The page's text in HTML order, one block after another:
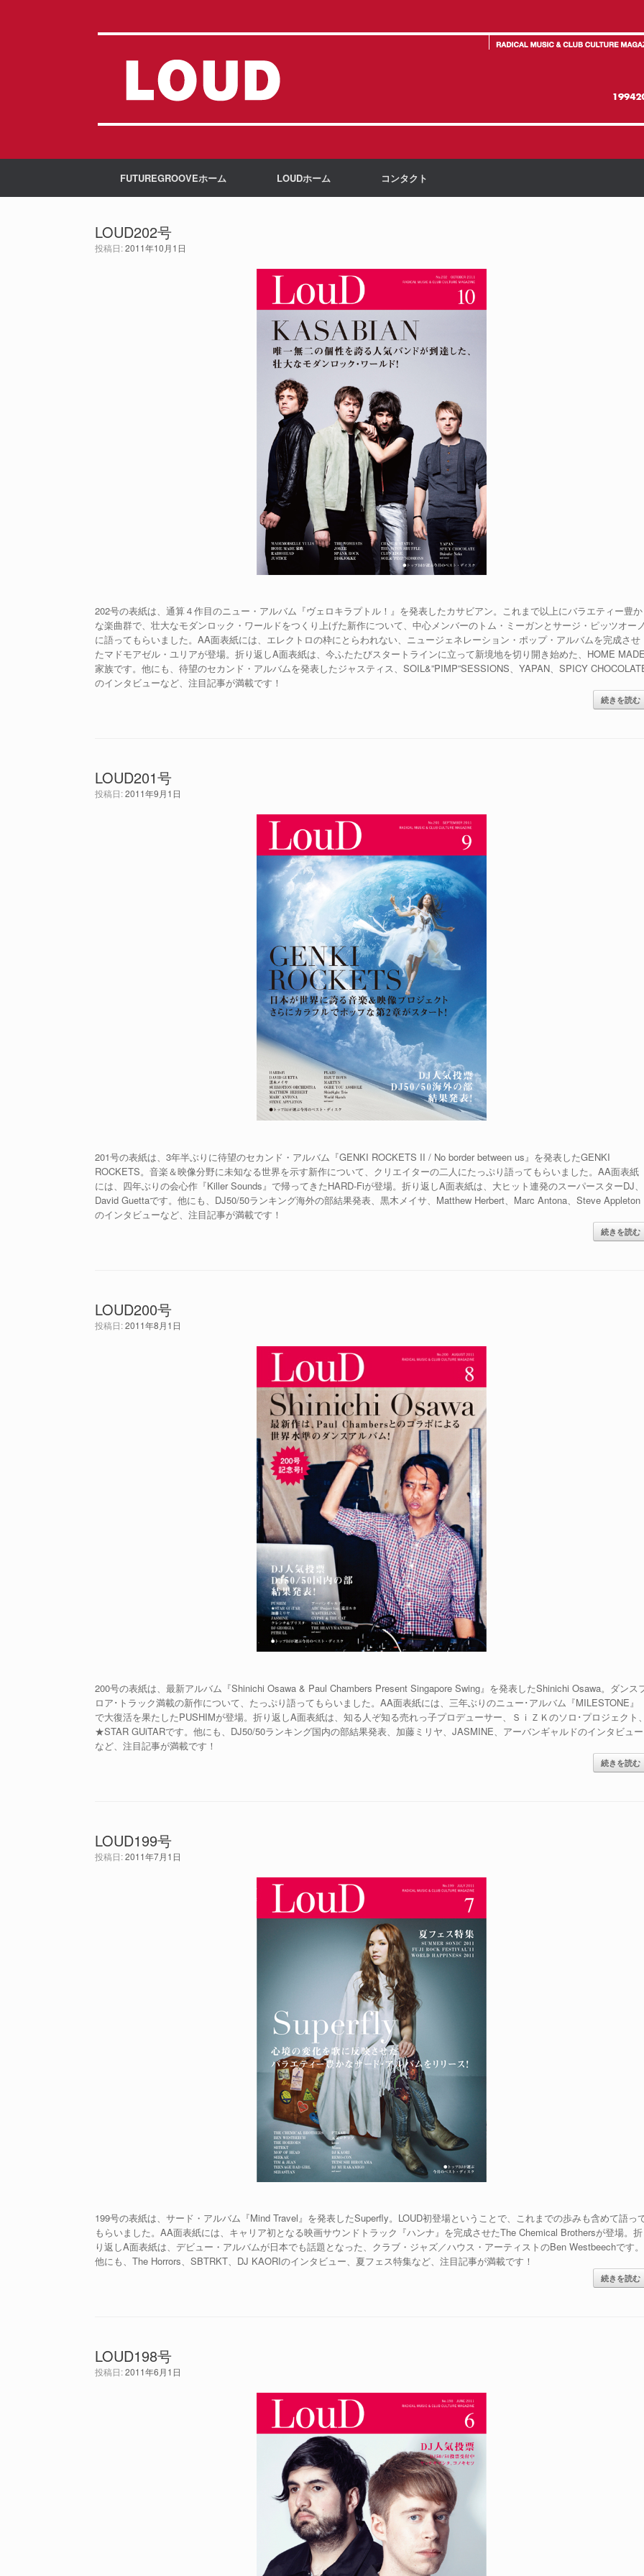
FUTUREGROOVEホーム LOUDホーム コンタクト
LOUD202号
投稿日:2011年10月1日
202号の表紙は、通算４作目のニュー・アルバム『ヴェロキラプトル！』を発表したカサビアン。これまで以上にバラエティー豊か
な楽曲群で、壮大なモダンロック・ワールドをつくり上げた新作について、中心メンバーのトム・ミーガンとサージ・ピッツオー
に語ってもらいました。AA面表紙には、エレクトロの枠にとらわれない、ニュージェネレーション・ポップ・アルバムを完成させ
たマドモアゼル・ユリアが登場。折り返しA面表紙は、今ふたたびスタートラインに立って新境地を切り開き始めた、HOME
家族です。他にも、待望のセカンド・アルバムを発表したジャスティス、SOIL&”PIMP”SESSIONS、YAPAN、SPICY
のインタビューなど、注目記事が満載です！
続きを読む
LOUD201号
投稿日:2011年9月1日
201号の表紙は、3年半ぶりに待望のセカンド・アルバム『GENKI ROCKETS II / No border between us』を発表したGENKI
ROCKETS。音楽＆映像分野に未知なる世界を示す新作について、クリエイターの二人にたっぷり語ってもらいました。AA面表紙
には、四年ぶりの会心作『Killer Sounds』で帰ってきたHARD-Fiが登場。折り返しA面表紙は、大ヒット連発のスーパースターDJ、
David Guettaです。他にも、DJ50/50ランキング海外の部結果発表、黒木メイサ、Matthew Herbert、Marc Antona、Steve Appleton
のインタビューなど、注目記事が満載です！
続きを読む
LOUD200号
投稿日:2011年8月1日
200号の表紙は、最新アルバム『Shinichi Osawa & Paul Chambers Present Singapore Swing』を発表したShinichi Osawa。ダンス
ロア･トラック満載の新作について、たっぷり語ってもらいました。AA面表紙には、三年ぶりのニュー･アルバム『MILESTONE』
で大復活を果たしたPUSHIMが登場。折り返しA面表紙は、知る人ぞ知る売れっ子プロデューサー、ＳｉＺＫのソロ･プロジェクト
★STAR GUiTARです。他にも、DJ50/50ランキング国内の部結果発表、加藤ミリヤ、JASMINE、アーバンギャルドのインタビュー
など、注目記事が満載です！
続きを読む
LOUD199号
投稿日:2011年7月1日
199号の表紙は、サード・アルバム『Mind Travel』を発表したSuperfly。LOUD初登場ということで、これまでの歩みも含めて語っ
もらいました。AA面表紙には、キャリア初となる映画サウンドトラック『ハンナ』を完成させたThe Chemical Brothersが登場。折
り返しA面表紙は、デビュー・アルバムが日本でも話題となった、クラブ・ジャズ／ハウス・アーティストのBen Westbeechです。
他にも、The Horrors、SBTRKT、DJ KAORIのインタビュー、夏フェス特集など、注目記事が満載です！
続きを読む
LOUD198号
投稿日:2011年6月1日